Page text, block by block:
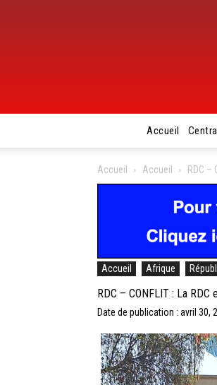
Accueil
Accueil Accueil RDC –
Accueil Afrique
RDC – CONFLIT : La
Date de publication : avril 30,